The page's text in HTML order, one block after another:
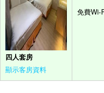
四人套房
顯示客房資料
免費Wi-